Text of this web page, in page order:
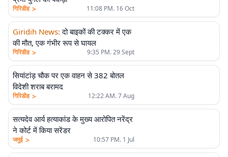
गिरिडीह > 11:08 PM. 16 Oct
Giridih News: दो बाइकों की टक्कर में एक
की मौत, एक गंभीर रूप से घायल
गिरिडीह > 9:35 PM. 29 Sept
सियांटांड़ चौक पर एक वाहन से 382 बोतल
विदेशी शराब बरामद
गिरिडीह > 12:22 AM. 7 Aug
सत्यदेव आर्य हत्याकांड के मुख्य आरोपित नरेंद्र
ने कोर्ट में किया सरेंडर
जमुई > 10:57 PM. 1 Jul